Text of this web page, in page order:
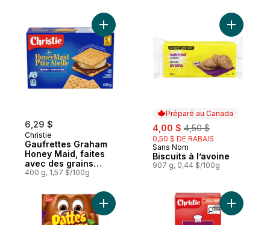
6,29 $
Christie
Gaufrettes Graham
Honey Maid, faites
avec des grains
entiers et du miel
400 g, 1,57 $/100g
Ajouter Gaufrettes Graham Honey Maid,
Préparé au Canada
sale:
4,00 $ , formerly:
4,50 $
0,50 $ DE RABAIS
Préparé au Canada
Sans Nom
Biscuits à l’avoine
907 g, 0,44 $/100g
Ajouter
Ajouter Biscuits Pattes d’ours Pain aux
Ajouter